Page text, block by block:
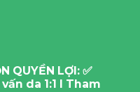
QUYỀN LỢI: ✅
da 1:1 I Tham